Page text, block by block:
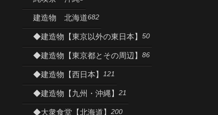
建造物 北海道682
◆建造物【東京以外の東日本】 50
◆建造物【東京都とその周辺】 86
◆建造物【西日本】 121
◆建造物【九州・沖縄】 21
◆大衆食堂【北海道】 200